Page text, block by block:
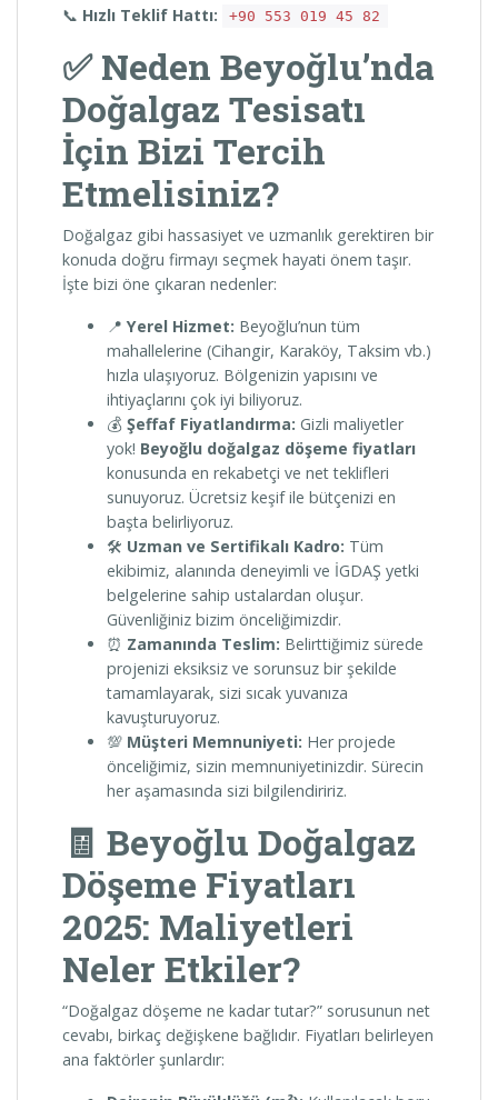
📞 Hızlı Teklif Hattı: +90 553 019 45 82
✅ Neden Beyoğlu’nda
Doğalgaz Tesisatı
İçin Bizi Tercih
Etmelisiniz?
Doğalgaz gibi hassasiyet ve uzmanlık gerektiren bir
konuda doğru firmayı seçmek hayati önem taşır.
İşte bizi öne çıkaran nedenler:
📍 Yerel Hizmet: Beyoğlu’nun tüm
mahallelerine (Cihangir, Karaköy, Taksim vb.)
hızla ulaşıyoruz. Bölgenizin yapısını ve
ihtiyaçlarını çok iyi biliyoruz.
💰 Şeffaf Fiyatlandırma: Gizli maliyetler
yok! Beyoğlu doğalgaz döşeme fiyatları
konusunda en rekabetçi ve net teklifleri
sunuyoruz. Ücretsiz keşif ile bütçenizi en
başta belirliyoruz.
🛠️ Uzman ve Sertifikalı Kadro: Tüm
ekibimiz, alanında deneyimli ve İGDAŞ yetki
belgelerine sahip ustalardan oluşur.
Güvenliğiniz bizim önceliğimizdir.
⏰ Zamanında Teslim: Belirttiğimiz sürede
projenizi eksiksiz ve sorunsuz bir şekilde
tamamlayarak, sizi sıcak yuvanıza
kavuşturuyoruz.
💯 Müşteri Memnuniyeti: Her projede
önceliğimiz, sizin memnuniyetinizdir. Sürecin
her aşamasında sizi bilgilendiririz.
🧾 Beyoğlu Doğalgaz
Döşeme Fiyatları
2025: Maliyetleri
Neler Etkiler?
“Doğalgaz döşeme ne kadar tutar?” sorusunun net
cevabı, birkaç değişkene bağlıdır. Fiyatları belirleyen
ana faktörler şunlardır: